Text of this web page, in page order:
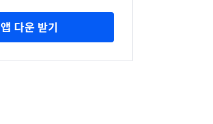
앱 다운 받기